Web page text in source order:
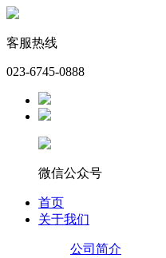
客服热线
023-6745-0888
微信公众号
首页
关于我们
公司简介